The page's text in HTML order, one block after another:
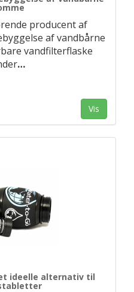
producent af
af vandbårne
vandfilterflaske
…
Vis
ideelle alternativ til